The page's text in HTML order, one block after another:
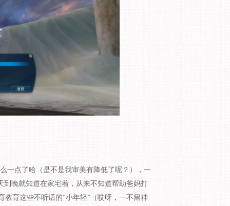
一点了哈（是不是我审美有降低了呢？），一
到晚就知道在家宅着，从来不知道帮助爸妈打
育这些不听话的“小年轻”（哎呀，一不留神